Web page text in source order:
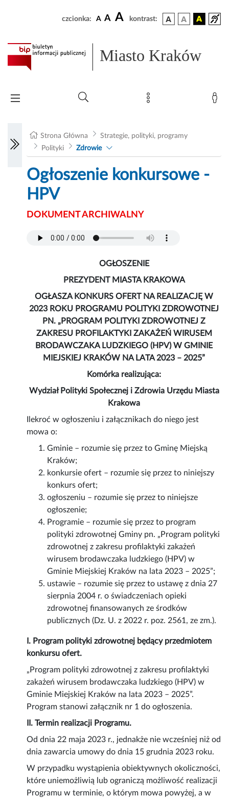
czcionka: A A A kontrast:
Miasto Kraków
Strona Główna
Strategie, polityki, programy
Polityki
Zdrowie
Ogłoszenie konkursowe -
HPV
DOKUMENT ARCHIWALNY
OGŁOSZENIE
PREZYDENT MIASTA KRAKOWA
OGŁASZA KONKURS OFERT NA REALIZACJĘ W
2023 ROKU PROGRAMU POLITYKI ZDROWOTNEJ
PN. „PROGRAM POLITYKI ZDROWOTNEJ Z
ZAKRESU PROFILAKTYKI ZAKAŻEŃ WIRUSEM
BRODAWCZAKA LUDZKIEGO (HPV) W GMINIE
MIEJSKIEJ KRAKÓW NA LATA 2023 – 2025”
Komórka realizująca:
Wydział Polityki Społecznej i Zdrowia Urzędu Miasta
Krakowa
Ilekroć w ogłoszeniu i załącznikach do niego jest
mowa o:
Gminie – rozumie się przez to Gminę Miejską
Kraków;
konkursie ofert – rozumie się przez to niniejszy
konkurs ofert;
ogłoszeniu – rozumie się przez to niniejsze
ogłoszenie;
Programie – rozumie się przez to program
polityki zdrowotnej Gminy pn. „Program polityki
zdrowotnej z zakresu profilaktyki zakażeń
wirusem brodawczaka ludzkiego (HPV) w
Gminie Miejskiej Kraków na lata 2023 – 2025”;
ustawie – rozumie się przez to ustawę z dnia 27
sierpnia 2004 r. o świadczeniach opieki
zdrowotnej finansowanych ze środków
publicznych (Dz. U. z 2022 r. poz. 2561, ze zm.).
I. Program polityki zdrowotnej będący przedmiotem
konkursu ofert.
„Program polityki zdrowotnej z zakresu profilaktyki
zakażeń wirusem brodawczaka ludzkiego (HPV) w
Gminie Miejskiej Kraków na lata 2023 – 2025”.
Program stanowi załącznik nr 1 do ogłoszenia.
II. Termin realizacji Programu.
Od dnia 22 maja 2023 r., jednakże nie wcześniej niż od
dnia zawarcia umowy do dnia 15 grudnia 2023 roku.
W przypadku wystąpienia obiektywnych okoliczności,
które uniemożliwią lub ograniczą możliwość realizacji
Programu w terminie, o którym mowa powyżej, a w